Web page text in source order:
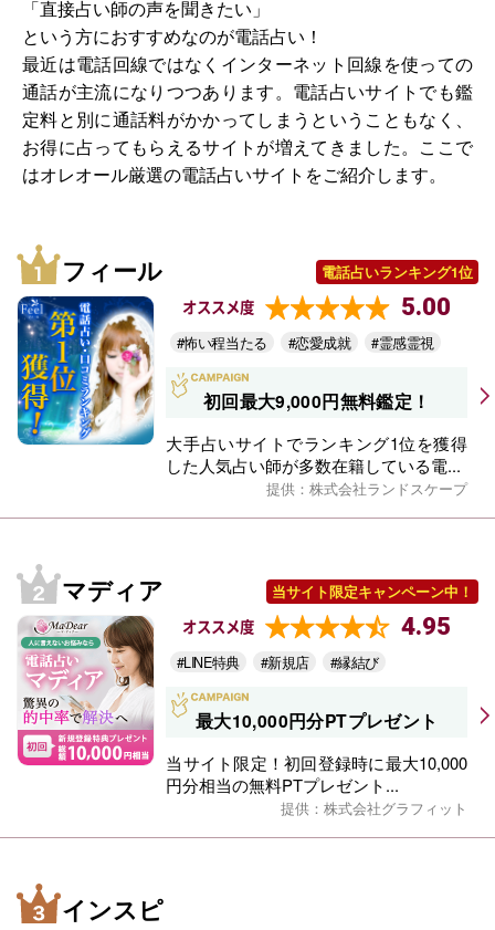
「直接占い師の声を聞きたい」
という方におすすめなのが電話占い！
最近は電話回線ではなくインターネット回線を使っての
通話が主流になりつつあります。電話占いサイトでも鑑
定料と別に通話料がかかってしまうということもなく、
お得に占ってもらえるサイトが増えてきました。ここで
はオレオール厳選の電話占いサイトをご紹介します。
フィール 電話占いランキング1位
オススメ度 5.00
#怖い程当たる #恋愛成就 #霊感霊視
初回最大9,000円無料鑑定！
大手占いサイトでランキング1位を獲得
した人気占い師が多数在籍している電...
提供：株式会社ランドスケープ
マディア 当サイト限定キャンペーン中！
オススメ度 4.95
#LINE特典 #新規店 #縁結び
最大10,000円分PTプレゼント
当サイト限定！初回登録時に最大10,000
円分相当の無料PTプレゼント...
提供：株式会社グラフィット
インスピ